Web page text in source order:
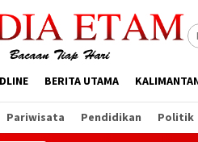
BERITA UTAMA
Pariwisata Pendidikan Politik